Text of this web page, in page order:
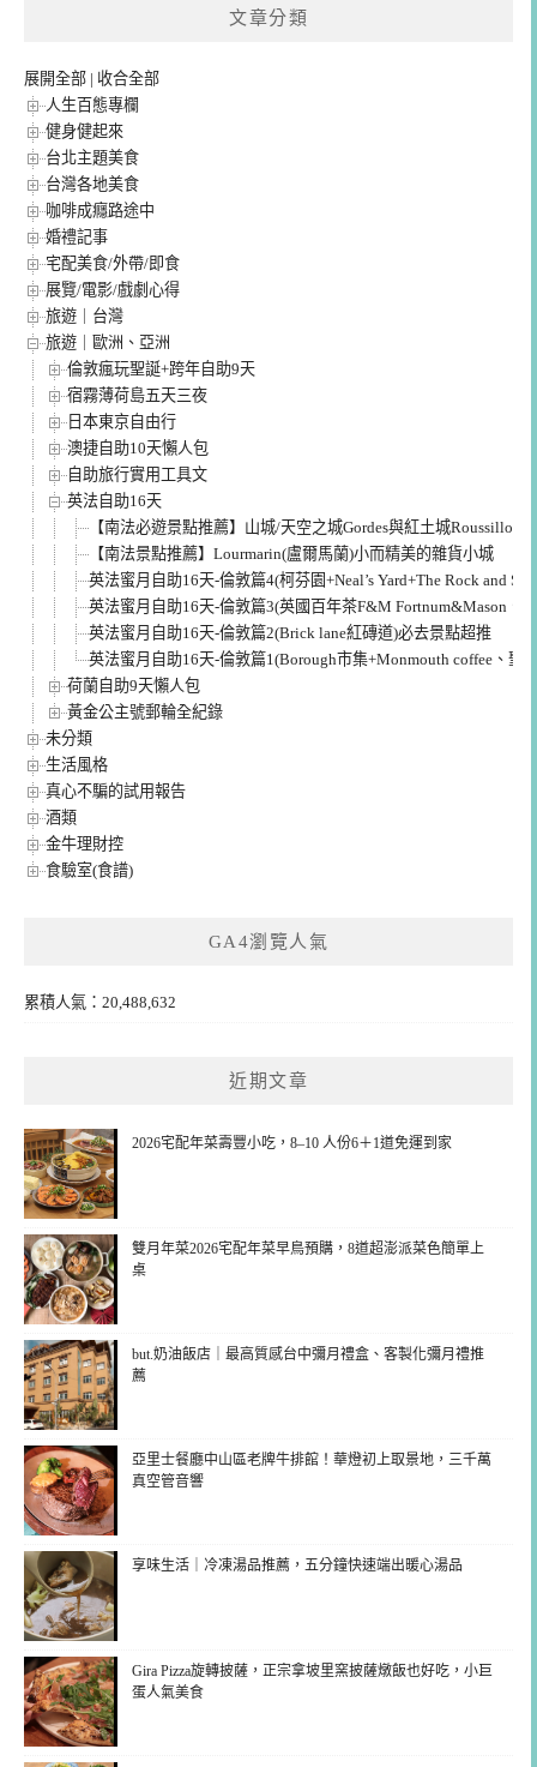
文章分類
展開全部 | 收合全部
人生百態專欄
健身健起來
台北主題美食
台灣各地美食
咖啡成癮路途中
婚禮記事
宅配美食/外帶/即食
展覽/電影/戲劇心得
旅遊｜台灣
旅遊｜歐洲、亞洲
倫敦瘋玩聖誕+跨年自助9天
宿霧薄荷島五天三夜
日本東京自由行
澳捷自助10天懶人包
自助旅行實用工具文
英法自助16天
【南法必遊景點推薦】山城/天空之城Gordes與紅土城Roussillon
【南法景點推薦】Lourmarin(盧爾馬蘭)小而精美的雜貨小城
英法蜜月自助16天-倫敦篇4(柯芬園+Neal’s Yard+The Rock and
英法蜜月自助16天-倫敦篇3(英國百年茶F&M Fortnum&Mason、
英法蜜月自助16天-倫敦篇2(Brick lane紅磚道)必去景點超推
英法蜜月自助16天-倫敦篇1(Borough市集+Monmouth coffee、聖
荷蘭自助9天懶人包
黃金公主號郵輪全紀錄
未分類
生活風格
真心不騙的試用報告
酒類
金牛理財控
食驗室(食譜)
GA4瀏覽人氣
累積人氣：20,488,632
近期文章
2026宅配年菜壽豐小吃，8–10 人份6＋1道免運到家
雙月年菜2026宅配年菜早鳥預購，8道超澎派菜色簡單上
桌
but.奶油飯店｜最高質感台中彌月禮盒、客製化彌月禮推
薦
亞里士餐廳中山區老牌牛排館！華燈初上取景地，三千萬
真空管音響
享味生活｜冷凍湯品推薦，五分鐘快速端出暖心湯品
Gira Pizza旋轉披薩，正宗拿坡里窯披薩燉飯也好吃，小巨
蛋人氣美食